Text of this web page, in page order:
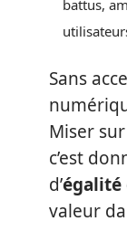
battus,
Sans
Miser
c’est
d’égalité
valeur